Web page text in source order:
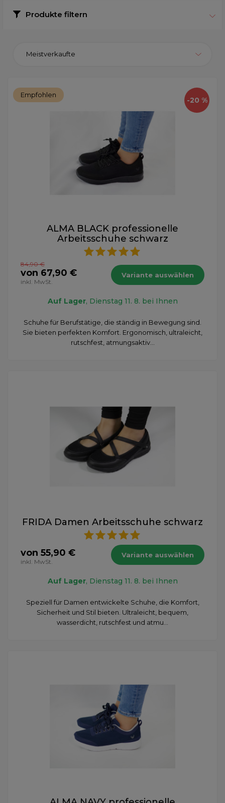
Produkte filtern
Meistverkaufte
-20 %
Empfohlen
ALMA BLACK professionelle
Arbeitsschuhe schwarz
84,90 €
von 67,90 €
inkl. MwSt.
Variante auswählen
Auf Lager, Dienstag 11. 8. bei Ihnen
Schuhe für Berufstätige, die ständig in Bewegung sind.
Sie bieten perfekten Komfort. Ergonomisch, ultraleicht,
rutschfest, atmungsaktiv...
FRIDA Damen Arbeitsschuhe schwarz
von 55,90 €
inkl. MwSt.
Variante auswählen
Auf Lager, Dienstag 11. 8. bei Ihnen
Speziell für Damen entwickelte Schuhe, die Komfort,
Sicherheit und Stil bieten. Ultraleicht, bequem,
wasserdicht, rutschfest und atmu...